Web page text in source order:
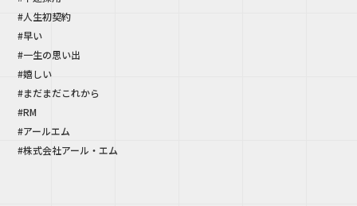
#人生初契約
#早い
#一生の思い出
#嬉しい
#まだまだこれから
#RM
#アールエム
#株式会社アール・エム